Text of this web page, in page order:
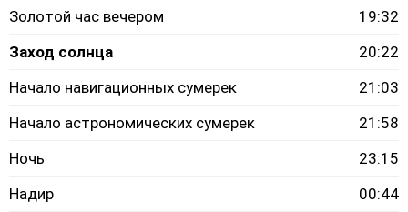
Золотой час вечером
19:32
Заход солнца
20:22
Начало навигационных сумерек
21:03
Начало астрономических сумерек
21:58
Ночь
23:15
Надир
00:44